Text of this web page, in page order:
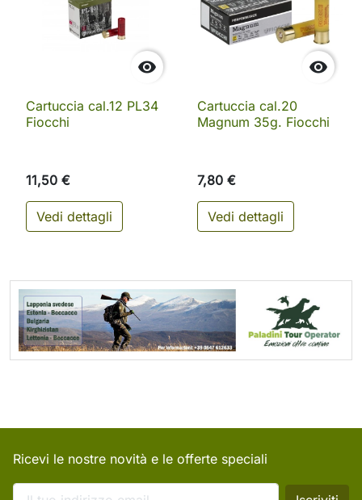

Cartuccia cal.12 PL34
Fiocchi
11,50 €
Vedi dettagli

Cartuccia cal.20
Magnum 35g. Fiocchi
7,80 €
Vedi dettagli
Ricevi le nostre novità e le offerte speciali